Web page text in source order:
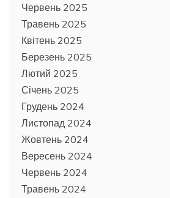
Червень 2025
Травень 2025
Квітень 2025
Березень 2025
Лютий 2025
Січень 2025
Грудень 2024
Листопад 2024
Жовтень 2024
Вересень 2024
Червень 2024
Травень 2024